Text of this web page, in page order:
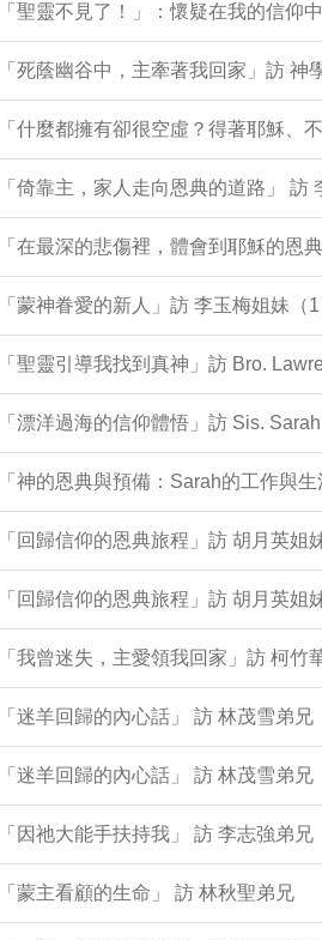
聖靈不見了！」：懷疑在我的信仰
死蔭幽谷中，主牽著我回家」訪 神
什麼都擁有卻很空虛？得著耶穌、
倚靠主，家人走向恩典的道路」 訪
在最深的悲傷裡，體會到耶穌的恩
蒙神眷愛的新人」訪 李玉梅姐妹（1
聖靈引導我找到真神」訪 Bro.
漂洋過海的信仰體悟」訪 Sis. Sarah
神的恩典與預備：Sarah的工作與
回歸信仰的恩典旅程」訪 胡月英姐
回歸信仰的恩典旅程」訪 胡月英姐
我曾迷失，主愛領我回家」訪 柯竹
迷羊回歸的內心話」 訪 林茂雪弟兄
迷羊回歸的內心話」 訪 林茂雪弟兄
因祂大能手扶持我」 訪 李志強弟兄
蒙主看顧的生命」 訪 林秋聖弟兄